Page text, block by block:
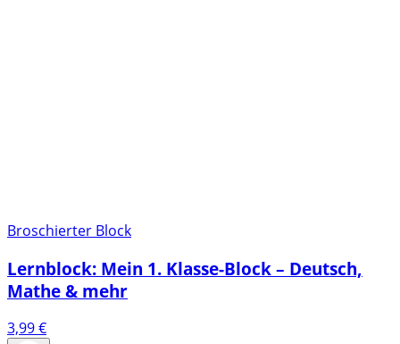
Broschierter Block
Lernblock: Mein 1. Klasse-Block – Deutsch,
Mathe & mehr
3,99€